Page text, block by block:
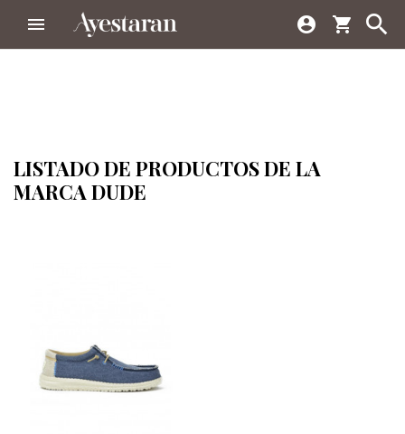
  shopping_cart 
LISTADO DE PRODUCTOS DE LA
MARCA DUDE